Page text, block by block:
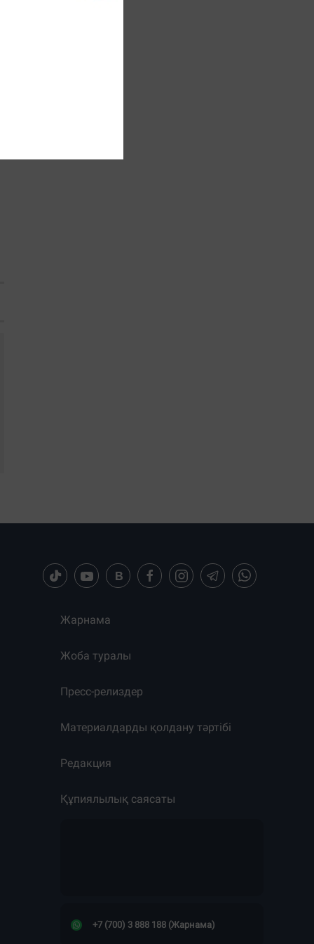
Жарнама
Жоба туралы
Пресс-релиздер
Материалдарды қолдану тәртібі
Редакция
Құпиялылық саясаты
+7 (700) 3 888 188 (Жарнама)